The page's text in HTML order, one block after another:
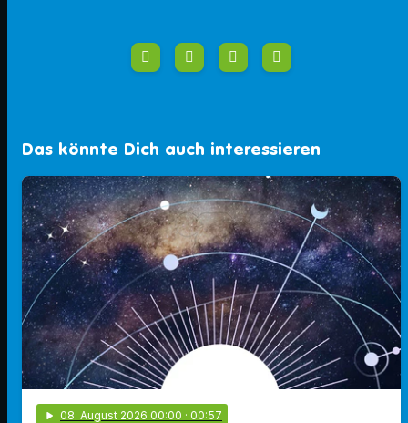
Das könnte Dich auch interessieren
play_arrow 08. August 2026 00:00 · 00:57